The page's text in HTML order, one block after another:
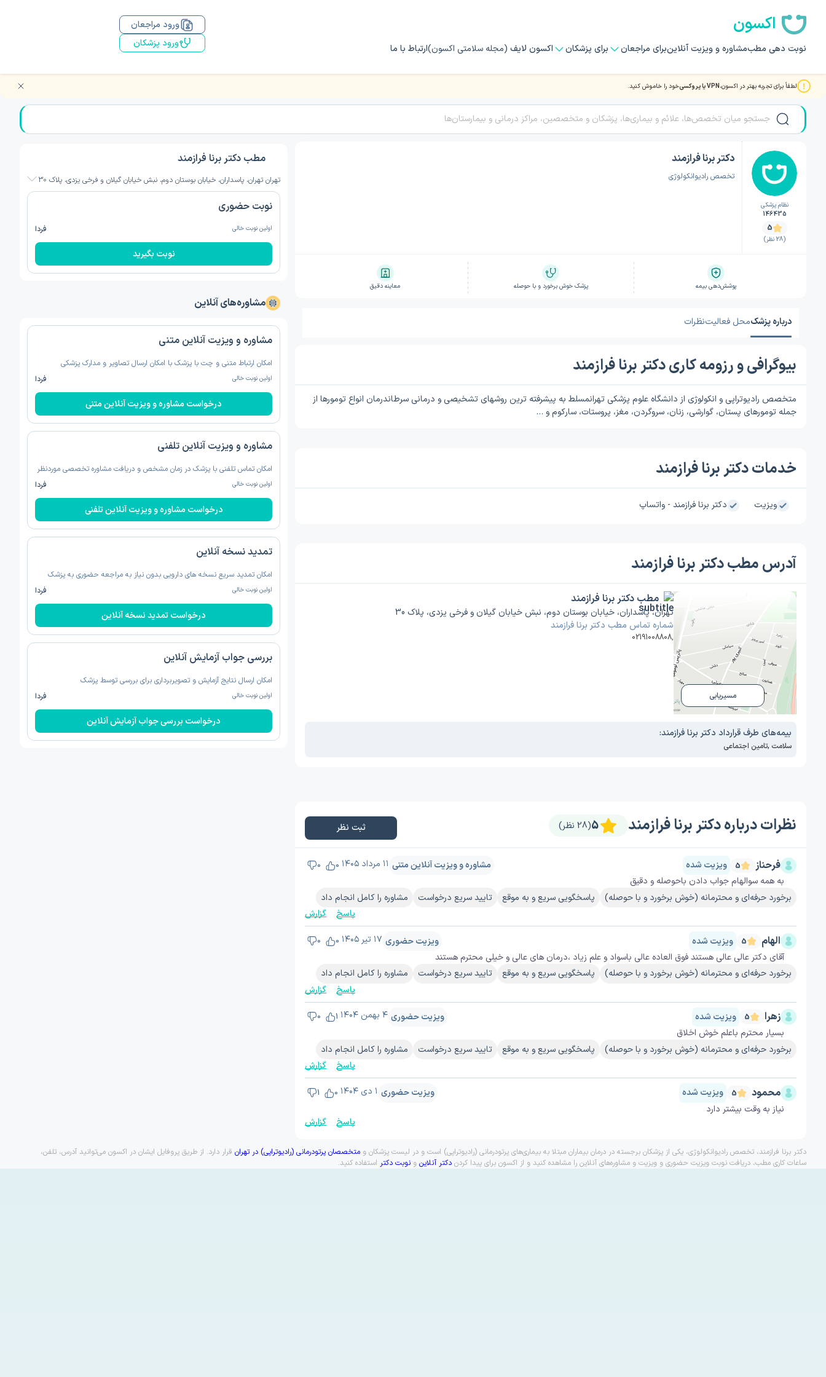
اکسون
نوبت دهی مطبمشاوره و ویزیت آنلاینبرای مراجعان برای پزشکان اکسون لایف (مجله سلامتی اکسون)ارتباط با ما
ورود مراجعان
ورود پزشکان
لطفاً برای تجربه بهتر در اکسون،VPN یا پروکسی خود را خاموش کنید. صفحه اصلی/دکتر پرتودرمانی (رادیوتراپی)/دکتر پرتودرمانی (رادیوتراپی) تهران
نظام پزشکی
146435
5
(28 نظر)
دکتر برنا فرازمند
تخصص رادیوانکولوژی
پوشش‌دهی بیمه پزشک خوش برخورد و با حوصله معاینه دقیق
درباره پزشکمحل فعالیتنظرات
بیوگرافی و رزومه کاری دکتر برنا فرازمند
متخصص رادیوتراپی و انکولوژی از دانشگاه علوم پزشکی تهرانمسلط به پیشرفته ترین روشهای تشخیصی و درمانی سرطاندرمان انواع تومورها از
جمله تومورهای پستان، گوارشی، زنان، سروگردن، مغز، پروستات، سارکوم و …
خدمات دکتر برنا فرازمند
ویزیت دکتر برنا فرازمند - واتساپ
آدرس مطب دکتر برنا فرازمند
مسیریابی
مطب دکتر برنا فرازمند
تهران، پاسداران، خیابان بوستان دوم، نبش خیابان گیلان و فرخی یزدی، پلاک 30
شماره تماس مطب دکتر برنا فرازمند
02191008808,
بیمه‌های طرف قرارداد دکتر برنا فرازمند:
سلامت ,تامین اجتماعی
نظرات درباره دکتر برنا فرازمند (28 نظر)5 ثبت نظر
فرحناز 5 ویزیت شده مشاوره و ویزیت آنلاین متنی ۱۱ مرداد ۱۴۰۵ 0
0
به همه سوالهام جواب دادن باحوصله و دقیق
برخورد حرفه‌ای و محترمانه (خوش برخورد و با حوصله)
پاسخگویی سریع و به موقع تایید سریع درخواست
مشاوره را کامل انجام داد
پاسخ
گزارش
الهام 5 ویزیت شده ویزیت حضوری ۱۷ تیر ۱۴۰۵ 0
0
آقای دکتر عالی عالی هستند فوق العاده عالی باسواد و علم زیاد ،درمان های عالی و خیلی محترم هستند
برخورد حرفه‌ای و محترمانه (خوش برخورد و با حوصله)
پاسخگویی سریع و به موقع تایید سریع درخواست
مشاوره را کامل انجام داد
پاسخ
گزارش
زهرا 5 ویزیت شده ویزیت حضوری ۴ بهمن ۱۴۰۴ 1
0
بسیار محترم باعلم خوش اخلاق
برخورد حرفه‌ای و محترمانه (خوش برخورد و با حوصله)
پاسخگویی سریع و به موقع تایید سریع درخواست
مشاوره را کامل انجام داد
پاسخ
گزارش
محمود 5 ویزیت شده ویزیت حضوری ۱ دی ۱۴۰۴ 0
1
نیاز به وقت بیشتر دارد
پاسخ
گزارش
مطب دکتر برنا فرازمند
تهران تهران، پاسداران، خیابان بوستان دوم، نبش خیابان گیلان و فرخی یزدی، پلاک 30
نوبت حضوری
اولین نوبت خالی فردا
نوبت بگیرید
مشاوره‌های آنلاین
مشاوره و ویزیت آنلاین متنی
امکان ارتباط متنی و چت با پزشک با امکان ارسال تصاویر و مدارک پزشکی
اولین نوبت خالی فردا
درخواست مشاوره و ویزیت آنلاین متنی
مشاوره و ویزیت آنلاین تلفنی
امکان تماس تلفنی با پزشک در زمان مشخص و دریافت مشاوره تخصصی موردنظر
اولین نوبت خالی فردا
درخواست مشاوره و ویزیت آنلاین تلفنی
تمدید نسخه‌ آنلاین
امکان تمدید سریع نسخه های دارویی بدون نیاز به مراجعه حضوری به پزشک
اولین نوبت خالی فردا
درخواست تمدید نسخه‌ آنلاین
بررسی جواب آزمایش آنلاین
امکان ارسال نتایج آزمایش و تصویربرداری برای بررسی توسط پزشک
اولین نوبت خالی فردا
درخواست بررسی جواب آزمایش آنلاین
دکتر برنا فرازمند، تخصص رادیوانکولوژی، یکی از پزشکان برجسته در درمان بیماران مبتلا به بیماری‌های پرتودرمانی (رادیوتراپی) است و در لیست پزشکان و متخصصان پرتودرمانی (رادیوتراپی) در تهران قرار دارد. از طریق پروفایل ایشان در اکسون می‌توانید آدرس، تلفن،
ساعات کاری مطب، دریافت نوبت ویزیت حضوری و ویزیت و مشاوره‌های آنلاین را مشاهده کنید و از اکسون برای پیدا کردن دکتر آنلاین و نوبت دکتر استفاده کنید.